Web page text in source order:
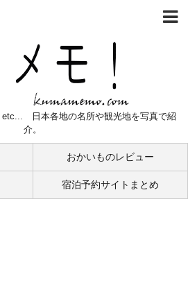
etc... 日本各地の名所や観光地を写真で紹
介。
おかいものレビュー
宿泊予約サイトまとめ